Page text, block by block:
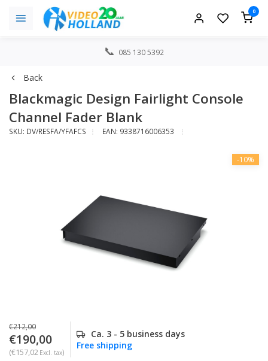
0
085 130 5392
Back
Blackmagic Design Fairlight Console
Channel Fader Blank
SKU: DV/RESFA/YFAFCS EAN: 9338716006353
-10%
€212,00
€190,00
(€157,02 Excl. tax)
Ca. 3 - 5 business days
Free shipping